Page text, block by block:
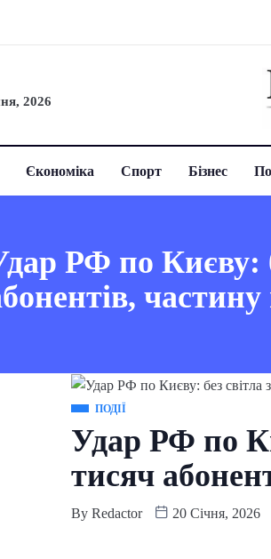
2026
Єкономіка Спорт Бізнес
РФ по Києву:
ПОДІЇ
Удар РФ по
тисяч
By Redactor 20 Січня, 2026